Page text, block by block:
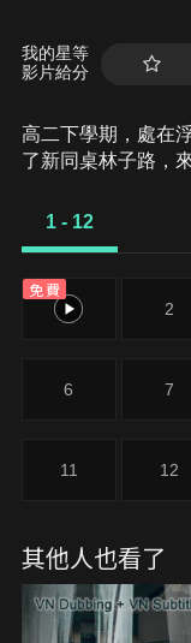
我的星等
影片給分
高二下學期，處在
了新同桌林子路，
借住蘇翹家，搶了
王年宇成為好朋友
他們一起幹農活、
在臨走前和蘇翹互
1 - 12
免費
1 2
6 7
11 12
其他人也看了